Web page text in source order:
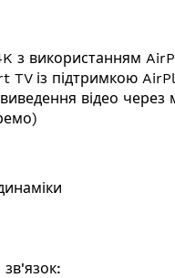
з використанням
TV із підтримкою
відео
зв'язок: